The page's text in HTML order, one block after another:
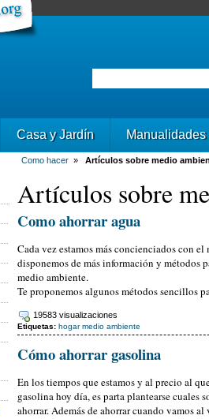
Casa y Jardín Manualidades
Como hacer » Artículos sobre medio
Artículos sobre
Como ahorrar agua
Cada vez estamos más concienciados con
disponemos de más información y métodos
medio ambiente.
Te proponemos algunos métodos sencillos
19583 visualizaciones
Etiquetas: hogar medio ambiente
Cómo ahorrar gasolina
En los tiempos que estamos y al precio al
gasolina hoy día, es parta plantearse cuales
ahorrar. Además de ahorrar cuando vamos